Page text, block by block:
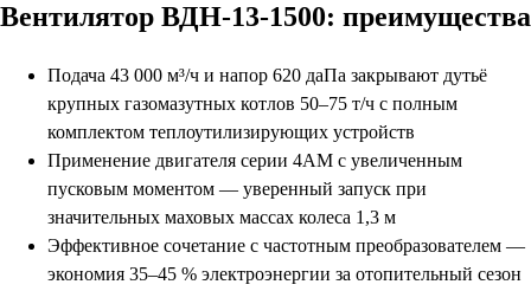
Вентилятор ВДН-13-1500: преимущества
Подача 43 000 м³/ч и напор 620 даПа закрывают дутьё
крупных газомазутных котлов 50–75 т/ч с полным
комплектом теплоутилизирующих устройств
Применение двигателя серии 4АМ с увеличенным
пусковым моментом — уверенный запуск при
значительных маховых массах колеса 1,3 м
Эффективное сочетание с частотным преобразователем —
экономия 35–45 % электроэнергии за отопительный сезон